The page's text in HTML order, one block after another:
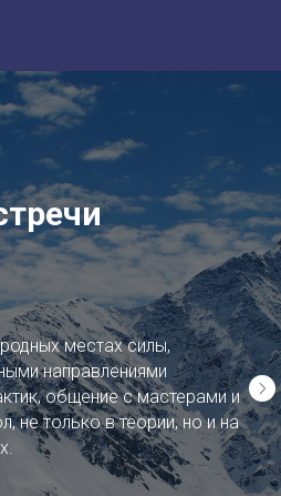
местах силы,
направлениями
общение с мастерами и
не только в теории, но и на